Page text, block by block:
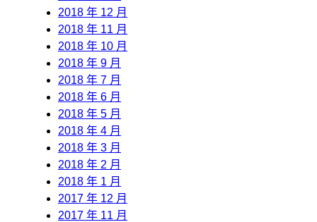
2018 年 12 月
2018 年 11 月
2018 年 10 月
2018 年 9 月
2018 年 7 月
2018 年 6 月
2018 年 5 月
2018 年 4 月
2018 年 3 月
2018 年 2 月
2018 年 1 月
2017 年 12 月
2017 年 11 月